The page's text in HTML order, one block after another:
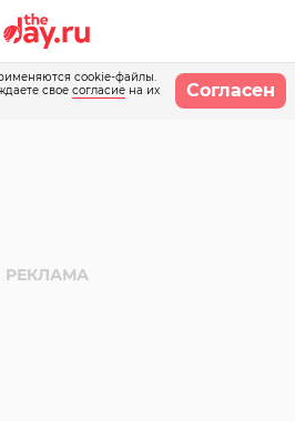
cookie-файлы.
свое согласие на их
Согласен